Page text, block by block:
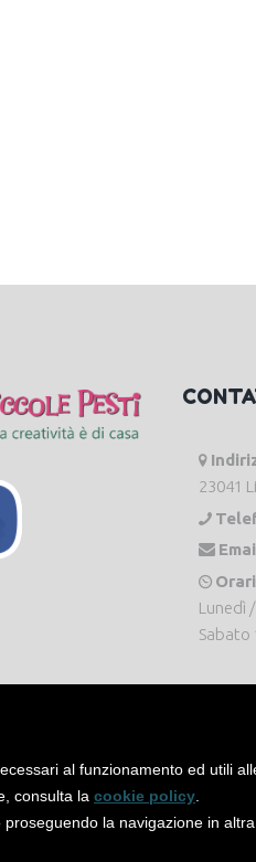
23041
Lunedì
Sabato
al funzionamento ed utili
consulta la cookie policy
la navigazione in